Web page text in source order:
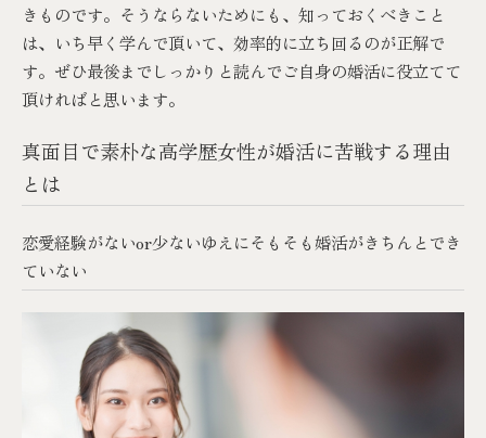
きものです。そうならないためにも、知っておくべきこと
は、いち早く学んで頂いて、効率的に立ち回るのが正解で
す。ぜひ最後までしっかりと読んでご自身の婚活に役立てて
頂ければと思います。
真面目で素朴な高学歴女性が婚活に苦戦する理由
とは
恋愛経験がないor少ないゆえにそもそも婚活がきちんとでき
ていない